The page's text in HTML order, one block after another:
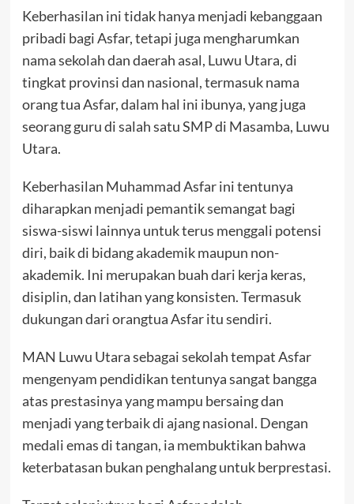
Keberhasilan ini tidak hanya menjadi kebanggaan
pribadi bagi Asfar, tetapi juga mengharumkan
nama sekolah dan daerah asal, Luwu Utara, di
tingkat provinsi dan nasional, termasuk nama
orang tua Asfar, dalam hal ini ibunya, yang juga
seorang guru di salah satu SMP di Masamba, Luwu
Utara.
Keberhasilan Muhammad Asfar ini tentunya
diharapkan menjadi pemantik semangat bagi
siswa-siswi lainnya untuk terus menggali potensi
diri, baik di bidang akademik maupun non-
akademik. Ini merupakan buah dari kerja keras,
disiplin, dan latihan yang konsisten. Termasuk
dukungan dari orangtua Asfar itu sendiri.
MAN Luwu Utara sebagai sekolah tempat Asfar
mengenyam pendidikan tentunya sangat bangga
atas prestasinya yang mampu bersaing dan
menjadi yang terbaik di ajang nasional. Dengan
medali emas di tangan, ia membuktikan bahwa
keterbatasan bukan penghalang untuk berprestasi.